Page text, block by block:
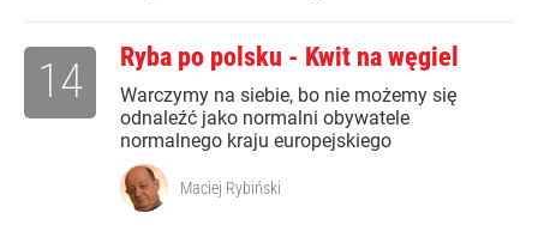
Ryba po polsku - Kwit na węgiel
Warczymy na siebie, bo nie możemy się
odnaleźć jako normalni obywatele
normalnego kraju europejskiego
14
Maciej Rybiński